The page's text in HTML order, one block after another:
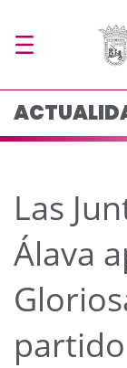
Las
Las
Álava